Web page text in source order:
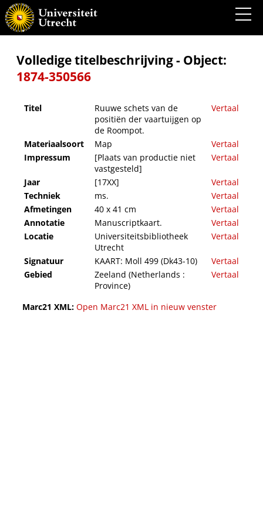
Ruuwe schets van de positiën der vaartuijgen op de Roompot.
Volledige titelbeschrijving - Object:
1874-350566
Titel
Ruuwe schets van de
positiën der vaartuijgen op
de Roompot.
Vertaal
Materiaalsoort Map
Vertaal
Impressum
[Plaats van productie niet
vastgesteld]
Vertaal
Jaar [17XX]
Vertaal
Techniek
ms.
Vertaal
Afmetingen
40 x 41 cm
Vertaal
Annotatie
Manuscriptkaart.
Vertaal
Locatie
Universiteitsbibliotheek
Utrecht
Vertaal
Signatuur KAART: Moll 499 (Dk43-10)
Vertaal
Gebied
Zeeland (Netherlands :
Province)
Vertaal
Marc21 XML: Open Marc21 XML in nieuw venster